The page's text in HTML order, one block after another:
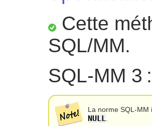
Cette
SQL/MM.
SQL-MM 3
La norme SQL-
NULL